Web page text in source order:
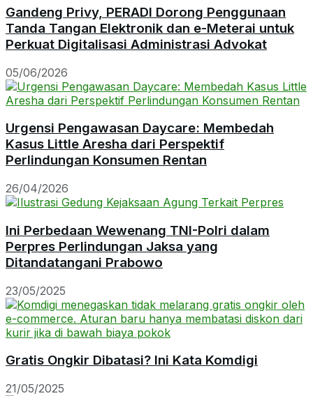
Gandeng Privy, PERADI Dorong Penggunaan
Tanda Tangan Elektronik dan e-Meterai untuk
Perkuat Digitalisasi Administrasi Advokat
05/06/2026
Urgensi Pengawasan Daycare: Membedah
Kasus Little Aresha dari Perspektif
Perlindungan Konsumen Rentan
26/04/2026
Ini Perbedaan Wewenang TNI-Polri dalam
Perpres Perlindungan Jaksa yang
Ditandatangani Prabowo
23/05/2025
Gratis Ongkir Dibatasi? Ini Kata Komdigi
21/05/2025